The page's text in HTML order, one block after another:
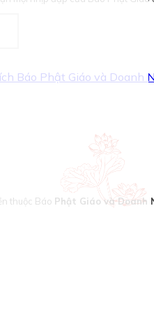
Báo Phật Giáo và Doanh
thuộc Báo Phật Giáo và Doanh